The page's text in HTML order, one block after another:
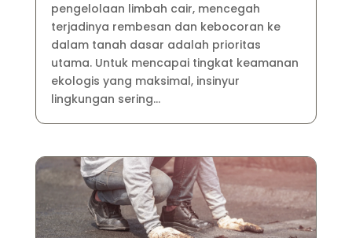
pengelolaan limbah cair, mencegah
terjadinya rembesan dan kebocoran ke
dalam tanah dasar adalah prioritas
utama. Untuk mencapai tingkat keamanan
ekologis yang maksimal, insinyur
lingkungan sering...